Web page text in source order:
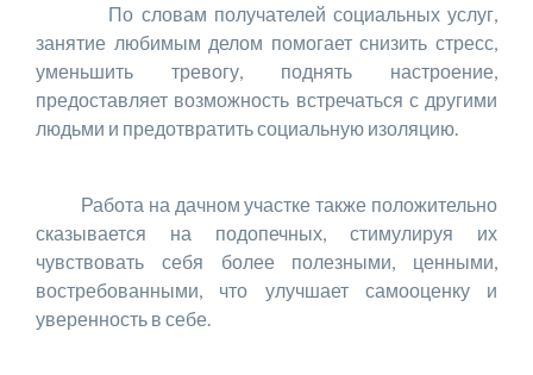
По словам получателей социальных услуг,
занятие любимым делом помогает снизить стресс,
уменьшить тревогу, поднять настроение,
предоставляет возможность встречаться с другими
людьми и предотвратить социальную изоляцию.
Работа на дачном участке также положительно
сказывается на подопечных, стимулируя их
чувствовать себя более полезными, ценными,
востребованными, что улучшает самооценку и
уверенность в себе.